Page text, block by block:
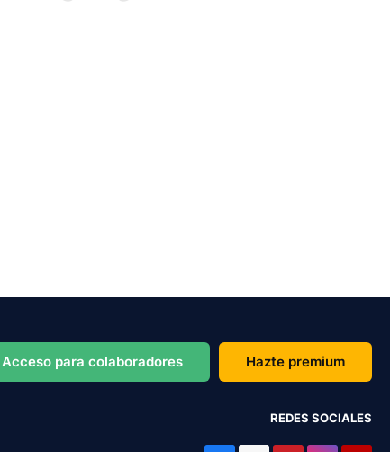
Acceso para colaboradores Hazte premium
REDES SOCIALES